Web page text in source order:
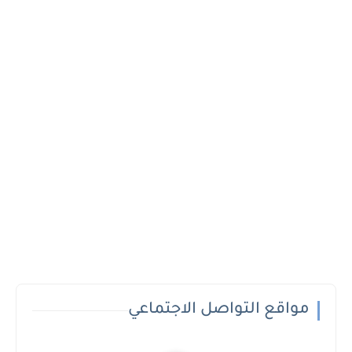
مواقع التواصل الاجتماعي